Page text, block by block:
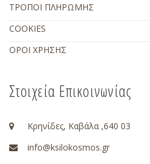
ΤΡΟΠΟΙ ΠΛΗΡΩΜΗΣ
COOKIES
ΟΡΟΙ ΧΡΗΣΗΣ
Στοιχεία Επικοινωνίας
Κρηνίδες, Καβάλα ,640 03
info@ksilokosmos.gr